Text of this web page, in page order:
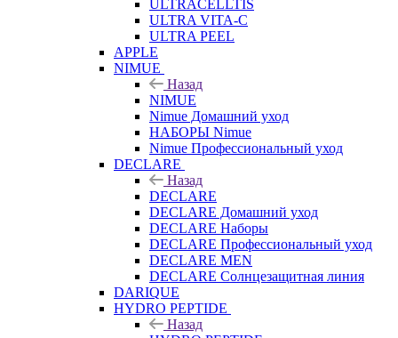
ULTRACELLTIS
ULTRA VITA-C
ULTRA PEEL
APPLE
NIMUE
Назад
NIMUE
Nimue Домашний уход
НАБОРЫ Nimue
Nimue Профессиональный уход
DECLARE
Назад
DECLARE
DECLARE Домашний уход
DECLARE Наборы
DECLARE Профессиональный уход
DECLARE MEN
DECLARE Солнцезащитная линия
DARIQUE
HYDRO PEPTIDE
Назад